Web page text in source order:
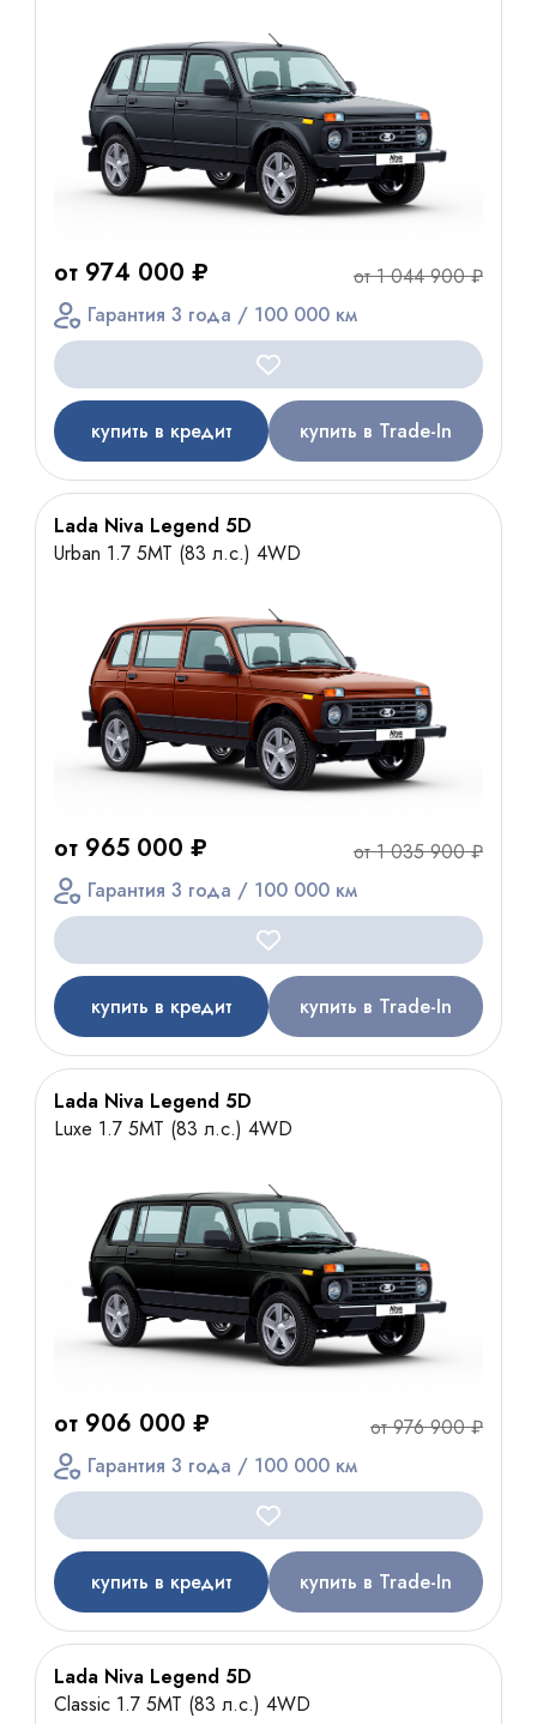
от 974 000 ₽
от 1 044 900 ₽
Гарантия 3 года / 100 000 км
купить в кредит купить в Trade-In
Lada Niva Legend 5D
Urban 1.7 5МТ (83 л.с.) 4WD
от 965 000 ₽
от 1 035 900 ₽
Гарантия 3 года / 100 000 км
купить в кредит купить в Trade-In
Lada Niva Legend 5D
Luxe 1.7 5МТ (83 л.с.) 4WD
от 906 000 ₽
от 976 900 ₽
Гарантия 3 года / 100 000 км
купить в кредит купить в Trade-In
Lada Niva Legend 5D
Classic 1.7 5МТ (83 л.с.) 4WD